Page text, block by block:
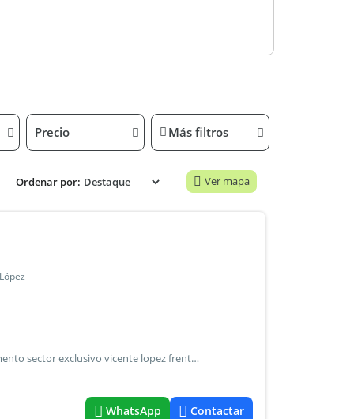
Precio Más filtros
Ordenar por: Ver mapa
Depto semi piso frente a estación vicente lópez. Departamento sector exclusivo vicente lopez frente a la estacion a 1 cuadra de av libertador. Semi piso 3 ambientes + dep/serv. Falta modernizar. Living comedor de 8x4,2 en piso de parquet. 2 dormitorios de 3,5x3 con placard en piso de parquet. 1 baño completo 1 toilette cocina de 3x2,5 oficina de 2,5x2,5 lavadero estimado colega, consultar al asesor cuanto se comparte de comision por la propiedad las medidas son aproximadas y al solo efecto orientativo. Las medidas reales surgirán del título de propiedad respectivo. En el caso que corresponda el pago de las expensas mensuales están sujeto a modificación y/o ajustes, el precio del inmueble puede ser modificado sin previo aviso. Las fotos y videos anunciados son de carácter no contractual. Certificado de registro vehículo aéreo no tripulado vnt-812 c. A. Castaño martillero y corredor público colegiado s.I.3184 y 3322. M. A. Castaño matricula corredor inmobiliario cucicba nro 6467. Carlos castaño propiedades .
WhatsApp Contactar